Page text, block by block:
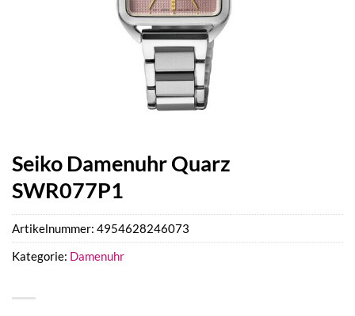
Seiko Damenuhr Quarz
SWR077P1
Artikelnummer: 4954628246073
Kategorie: Damenuhr